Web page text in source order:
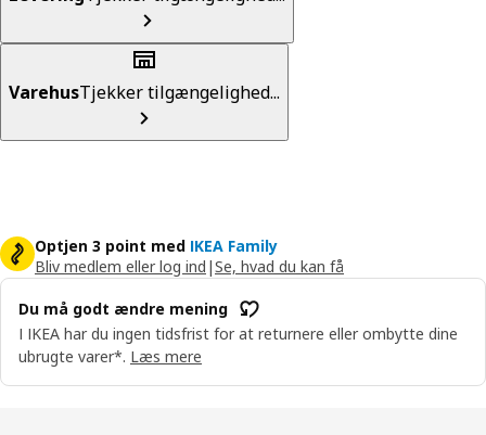
VarehusTjekker tilgængelighed...
Optjen 3 point med IKEA Family
Bliv medlem eller log ind |Se, hvad du kan få
Du må godt ændre mening
I IKEA har du ingen tidsfrist for at returnere eller ombytte dine
ubrugte varer*. Læs mere